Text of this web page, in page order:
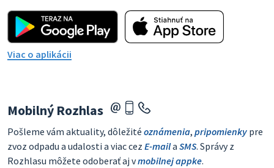
Viac o aplikácii
Mobilný Rozhlas
Pošleme vám aktuality, dôležité oznámenia, pripomienky pre
zvoz odpadu a udalosti a viac cez E-maila SMS. Správy z
Rozhlasu môžete odoberať aj vmobilnej appke.